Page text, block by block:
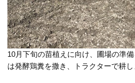
10月下旬の苗植えに向け、圃場の準
は発酵鶏糞を撒き、トラクターで耕し